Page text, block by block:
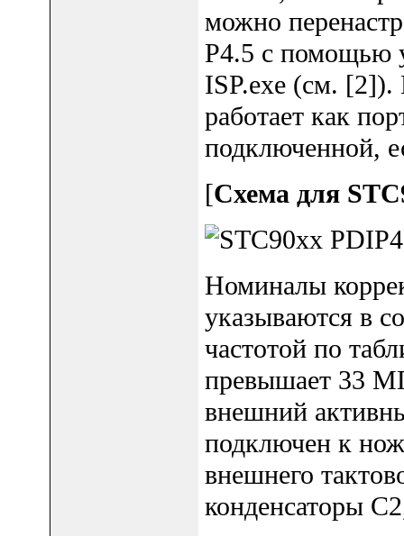
можно
P4.5 с помощью
ISP.exe (см.
работает как
подключенной,
[Схема для
Номиналы
указываются в
частотой по
превышает 33
внешний
подключен к
внешнего
конденсаторы